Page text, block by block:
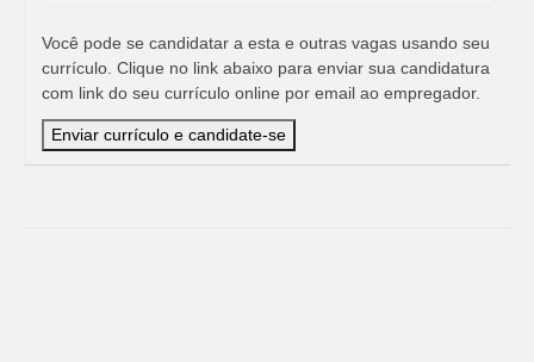
Você pode se candidatar a esta e outras vagas usando seu
currículo. Clique no link abaixo para enviar sua candidatura
com link do seu currículo online por email ao empregador.